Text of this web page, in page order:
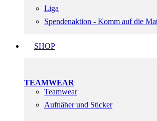
Liga
Spendenaktion - Komm auf die
SHOP
TEAMWEAR
Teamwear
Aufnäher und Sticker